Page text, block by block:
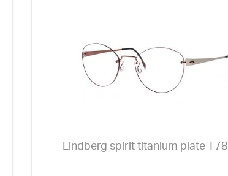
Lindberg spirit titanium plate T78